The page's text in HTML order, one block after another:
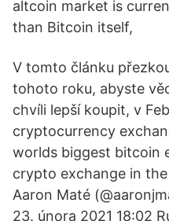
altcoin market is
than Bitcoin itself,
V tomto článku
tohoto roku, abyste
chvíli lepší koupit, v
cryptocurrency
worlds biggest bitcoin
crypto exchange in
Aaron Maté
23. února 2021 18:02